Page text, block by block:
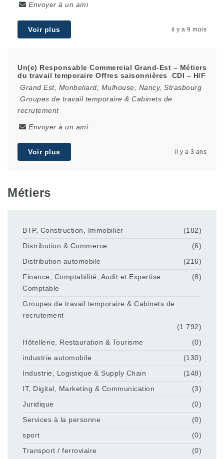
Envoyer à un ami
Voir plus il y a 9 mois
Un(e) Responsable Commercial Grand-Est – Métiers
du travail temporaire Offres saisonnières CDI – H/F
Grand Est, Monbeliard Mulhouse Nancy, Strasbourg
Groupes de travail temporaire & Cabinets de
recrutement
Envoyer à un ami
Voir plus il y a 3 ans
Métiers
BTP, Construction, Immobilier
(182)
Distribution & Commerce
(6)
Distribution automobile
(216)
Finance, Comptabilité, Audit et Expertise
Comptable
(8)
Groupes de travail temporaire & Cabinets de
recrutement
(1 792)
Hôtellerie, Restauration & Tourisme
(0)
industrie automobile
(130)
Industrie, Logistique & Supply Chain
(148)
IT, Digital, Marketing & Communication
(3)
Juridique
(0)
Services à la personne
(0)
sport
(0)
Transport / ferroviaire
(0)